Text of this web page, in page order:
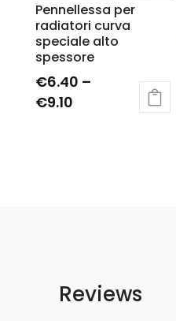
Pennellessa per
radiatori curva
speciale alto
spessore
€6.40 –
€9.10
Reviews